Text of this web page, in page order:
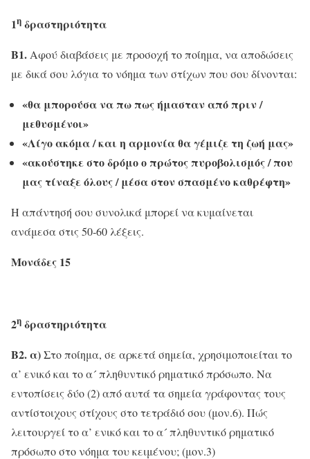
1η δραστηριότητα
Β1. Αφού διαβάσεις με προσοχή το ποίημα, να αποδώσεις
με δικά σου λόγια το νόημα των στίχων που σου δίνονται:
«θα μπορούσα να πω πως ήμασταν από πριν /
μεθυσμένοι»
«Λίγο ακόμα / και η αρμονία θα γέμιζε τη ζωή μας»
«ακούστηκε στο δρόμο ο πρώτος πυροβολισμός / που
μας τίναξε όλους / μέσα στον σπασμένο καθρέφτη»
Η απάντησή σου συνολικά μπορεί να κυμαίνεται
ανάμεσα στις 50‐60 λέξεις.
Μονάδες 15
2η δραστηριότητα
Β2. α)Στο ποίημα, σε αρκετά σημεία, χρησιμοποιείται το
α’ ενικό και το α´ πληθυντικό ρηματικό πρόσωπο. Να
εντοπίσεις δύο (2) από αυτά τα σημεία γράφοντας τους
αντίστοιχους στίχους στο τετράδιό σου (μον.6). Πώς
λειτουργεί το α’ ενικό και το α´ πληθυντικό ρηματικό
πρόσωπο στο νόημα του κειμένου; (μον.3)